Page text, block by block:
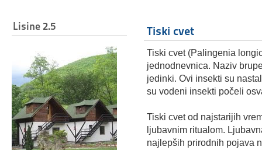
Lisine 2.5 Tiski cvet
Tiski cvet (Palingenia
jednodnevnica. Naziv
jedinki. Ovi insekti su
su vodeni insekti počeli
Tiski cvet od najstarijih
ljubavnim ritualom.
najlepših prirodnih pojava